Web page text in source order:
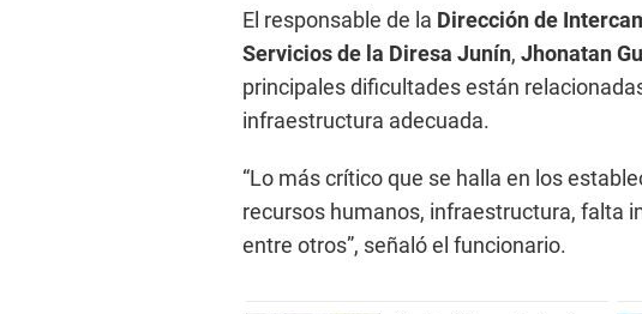
El responsable de la Dirección de
Servicios de la Diresa Junín, Jhonatan
principales dificultades están
infraestructura adecuada.
“Lo más crítico que se halla en los
recursos humanos, infraestructura, falta
entre otros”, señaló el funcionario.